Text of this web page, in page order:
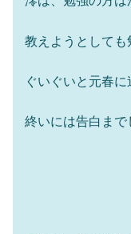
教えようとしても
ぐいぐいと元春に
終いには告白まで